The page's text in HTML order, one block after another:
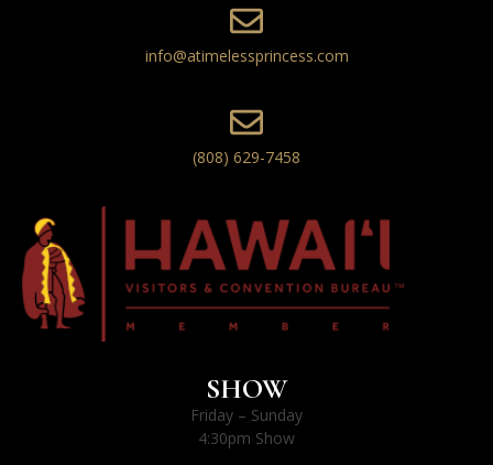
info@atimelessprincess.com
(808) 629-7458
SHOW
Friday – Sunday
4:30pm Show